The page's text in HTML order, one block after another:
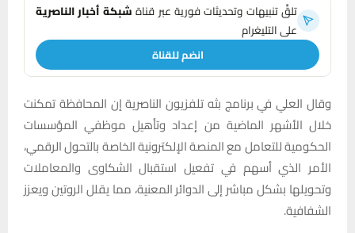
تلقَّ تنبيهات وتحديثات فورية عبر قناةشبكة أخبار الناصرية
على التليغرام
انضم للقناة
وقال العلي في برنامج بثه تلفزيون الناصرية إن المحافظة تمكنت
خلال الأشهر الماضية من إعداد وتأهيل موظفي المؤسسات
الحكومية للتعامل مع المنصة الإلكترونية الخاصة بالتحول الرقمي،
الأمر الذي أسهم في تفعيل استقبال الشكاوى والمعاملات
وتحويلها بشكل مباشر إلى الدوائر المعنية، مما يقلل الروتين ويعزز
الشفافية.